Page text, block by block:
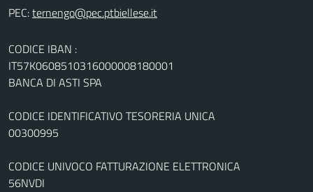
PEC:
CODICE IBAN :
IT57K0608510316000008180001
BANCA DI ASTI SPA
CODICE IDENTIFICATIVO TESORERIA UNICA
00300995
CODICE UNIVOCO FATTURAZIONE ELETTRONICA
56NVDI